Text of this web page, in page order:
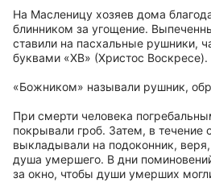
На Масленицу хозяев дома
блинником за угощение.
ставили на пасхальные рушники,
буквами «ХВ» (Христос Воскресе).
«Божником» называли рушник,
При смерти человека
покрывали гроб. Затем, в течение
выкладывали на подоконник,
душа умершего. В дни
за окно, чтобы души умерших